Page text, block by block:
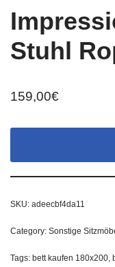
Stuhl
159,00€
SKU: adeecbf4da11
Category: Sonstige
Tags: bett kaufen 180x200,